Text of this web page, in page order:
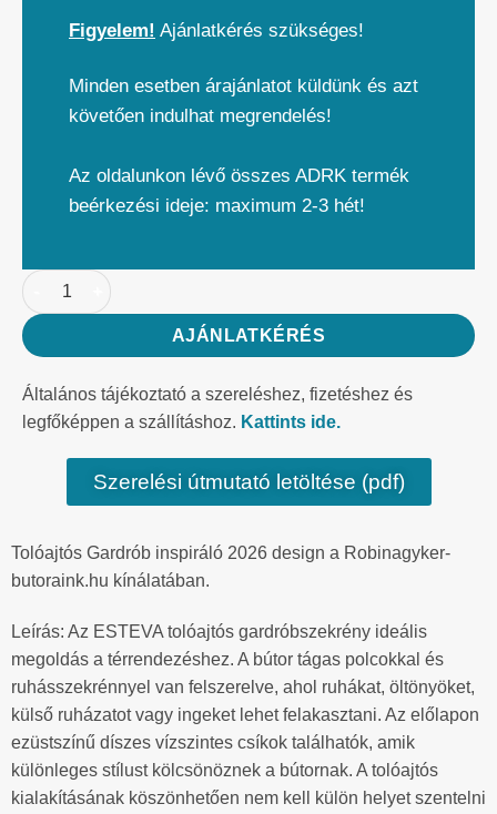
Figyelem! Ajánlatkérés szükséges!
Minden esetben árajánlatot küldünk és azt
követően indulhat megrendelés!
Az oldalunkon lévő összes ADRK termék
beérkezési ideje: maximum 2-3 hét!
AJÁNLATKÉRÉS
Általános tájékoztató a szereléshez, fizetéshez és
legfőképpen a szállításhoz. Kattints ide.
Szerelési útmutató letöltése (pdf)
Tolóajtós Gardrób inspiráló 2026 design a Robinagyker-
butoraink.hu kínálatában.
Leírás: Az ESTEVA tolóajtós gardróbszekrény ideális
megoldás a térrendezéshez. A bútor tágas polcokkal és
ruhásszekrénnyel van felszerelve, ahol ruhákat, öltönyöket,
külső ruházatot vagy ingeket lehet felakasztani. Az előlapon
ezüstszínű díszes vízszintes csíkok találhatók, amik
különleges stílust kölcsönöznek a bútornak. A tolóajtós
kialakításának köszönhetően nem kell külön helyet szentelni